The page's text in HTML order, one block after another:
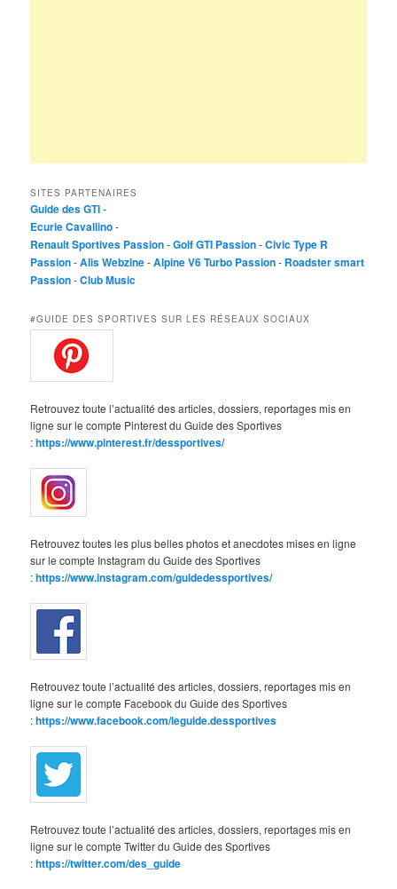
SITES PARTENAIRES
Guide des GTI-
Ecurie Cavallino-
Renault Sportives Passion-Golf GTI Passion-Civic Type R
Passion-Alis Webzine-Alpine V6 Turbo Passion- Roadster smart
Passion-Club Music
#GUIDE DES SPORTIVES SUR LES RÉSEAUX SOCIAUX
Retrouvez toute l’actualité des articles, dossiers, reportages mis en
ligne sur le compte Pinterest du Guide des Sportives
:https://www.pinterest.fr/dessportives/
Retrouvez toutes les plus belles photos et anecdotes mises en ligne
sur le compte Instagram du Guide des Sportives
:https://www.instagram.com/guidedessportives/
Retrouvez toute l’actualité des articles, dossiers, reportages mis en
ligne sur le compte Facebook du Guide des Sportives
:https://www.facebook.com/leguide.dessportives
Retrouvez toute l’actualité des articles, dossiers, reportages mis en
ligne sur le compte Twitter du Guide des Sportives
:https://twitter.com/des_guide